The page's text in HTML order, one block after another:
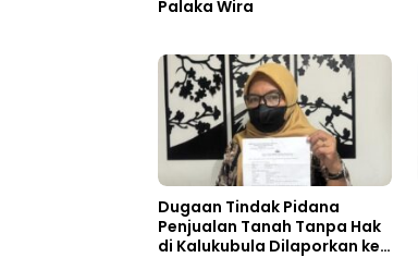
Palaka Wira
Dugaan Tindak Pidana
Penjualan Tanah Tanpa Hak
di Kalukubula Dilaporkan ke